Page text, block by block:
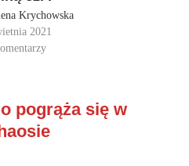
Krychowska
2021
pogrąża się w